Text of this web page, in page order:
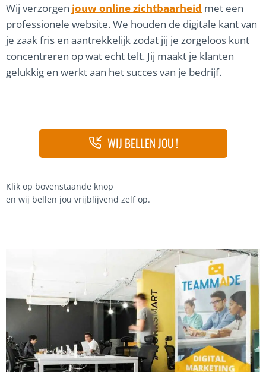
Wij verzorgen jouw online zichtbaarheid met een
professionele website. We houden de digitale kant van
je zaak fris en aantrekkelijk zodat jij je zorgeloos kunt
concentreren op wat echt telt. Jij maakt je klanten
gelukkig en werkt aan het succes van je bedrijf.
WIJ BELLEN JOU !
Klik op bovenstaande knop
en wij bellen jou vrijblijvend zelf op.